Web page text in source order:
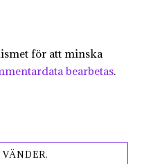
för att minska
bearbetas.